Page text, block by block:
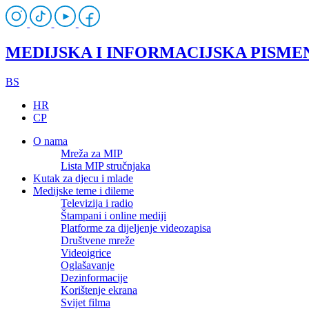
MEDIJSKA I INFORMACIJSKA
BS
HR
CP
O nama
Mreža za MIP
Lista MIP stručnjaka
Kutak za djecu i mlade
Medijske teme i dileme
Televizija i radio
Štampani i online mediji
Platforme za dijeljenje videozapisa
Društvene mreže
Videoigrice
Oglašavanje
Dezinformacije
Korištenje ekrana
Svijet filma